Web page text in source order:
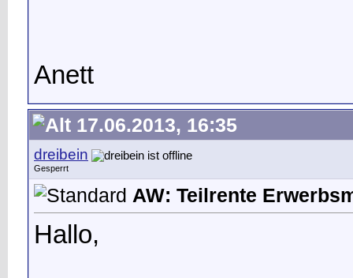
Anett
17.06.2013, 16:35
dreibein
Gesperrt
AW: Teilrente
Hallo,